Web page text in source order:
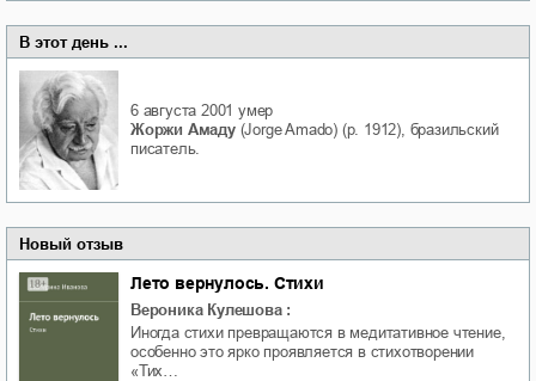
В этот день ...
6 августа 2001 умер
Жоржи Амаду(Jorge Amado) (р. 1912), бразильский
писатель.
Новый отзыв
Лето вернулось. Стихи
Вероника Кулешова :
Иногда стихи превращаются в медитативное чтение,
особенно это ярко проявляется в стихотворении
«Тих…